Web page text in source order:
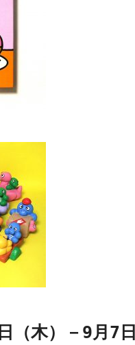
日（木）－ 9月 7